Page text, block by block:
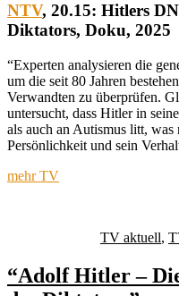
NTV, 20.15: Hitlers
Diktators, Doku, 2025
“Experten analysieren die
um die seit 80 Jahren
Verwandten zu überprüfen.
untersucht, dass Hitler in
als auch an Autismus litt, was
Persönlichkeit und sein
mehr TV
TV aktuell,
“Adolf Hitler –